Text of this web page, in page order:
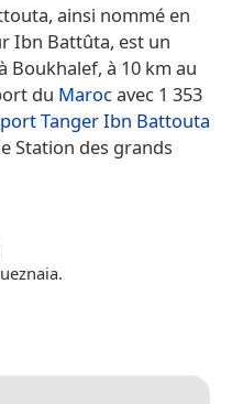
ainsi nommé en
Ibn Battûta, est un
Boukhalef, à 10 km au
du Marocavec 1 353
Tanger Ibn Battouta
Station des grands